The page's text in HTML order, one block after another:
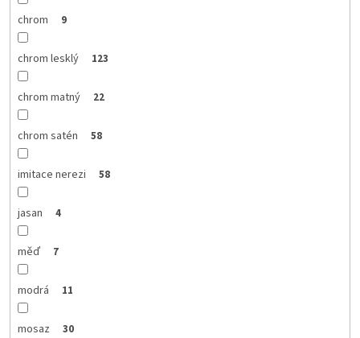
chrom 9
chrom lesklý 123
chrom matný 22
chrom satén 58
imitace nerezi 58
jasan 4
měď 7
modrá 11
mosaz 30